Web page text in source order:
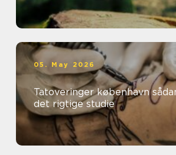
05. May 2026
Tatoveringer københavn sådan vælger du
det rigtige studie